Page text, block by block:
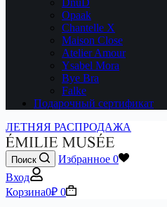
DnuD
Opaak
Chantelle X
Maison Close
Atelier Amour
Ysabel Mora
Bye Bra
Falke
Подарочный сертификат
ЛЕТНЯЯ РАСПРОДАЖА
Поиск Избранное 0
Вход
Корзина0₽ 0